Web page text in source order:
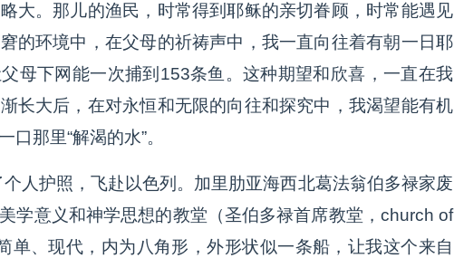
大。那儿的渔民，时常得到耶稣的亲切眷顾，时常能遇见
的环境中，在父母的祈祷声中，我一直向往着有朝一日耶
母下网能一次捕到153条鱼。这种期望和欣喜，一直在我
长大后，在对永恒和无限的向往和探究中，我渴望能有机
那里“解渴的水”。
人护照，飞赴以色列。加里肋亚海西北葛法翁伯多禄家废
学意义和神学思想的教堂（圣伯多禄首席教堂，church of
单、现代，内为八角形，外形状似一条船，让我这个来自